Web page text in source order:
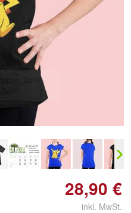
28,90 €
inkl. MwSt.